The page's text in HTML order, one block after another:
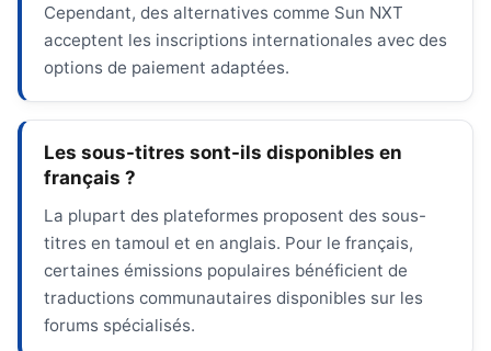
Cependant, des alternatives comme Sun NXT
acceptent les inscriptions internationales avec des
options de paiement adaptées.
Les sous-titres sont-ils disponibles en
français ?
La plupart des plateformes proposent des sous-
titres en tamoul et en anglais. Pour le français,
certaines émissions populaires bénéficient de
traductions communautaires disponibles sur les
forums spécialisés.